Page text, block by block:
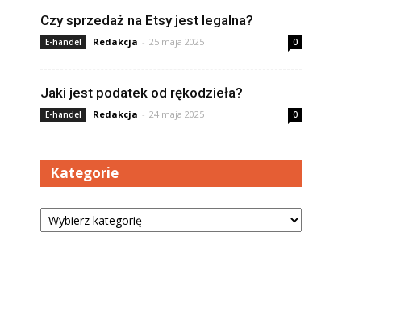
Czy sprzedaż na Etsy jest legalna?
E-handel Redakcja - 25 maja 2025 0
Jaki jest podatek od rękodzieła?
E-handel Redakcja - 24 maja 2025 0
Kategorie
Kategorie